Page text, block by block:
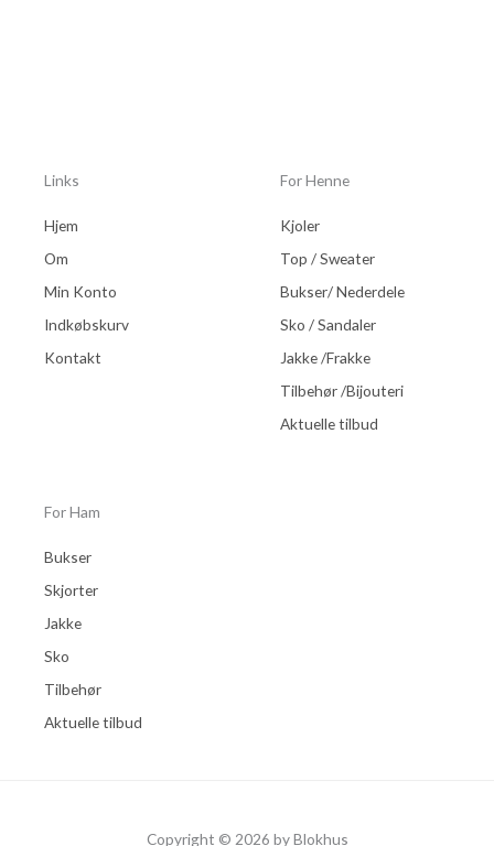
Links
Hjem
Om
Min Konto
Indkøbskurv
Kontakt
For Henne
Kjoler
Top / Sweater
Bukser/ Nederdele
Sko / Sandaler
Jakke /Frakke
Tilbehør /Bijouteri
Aktuelle tilbud
For Ham
Bukser
Skjorter
Jakke
Sko
Tilbehør
Aktuelle tilbud
Copyright © 2026 by Blokhus